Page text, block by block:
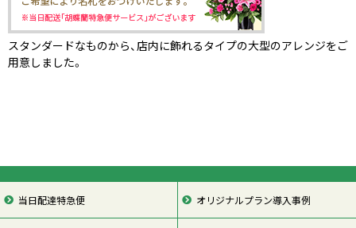
スタンダードなものから、店内に飾れるタイプの大型のアレンジをご
用意しました。
当日配達特急便 オリジナルプラン導入事例